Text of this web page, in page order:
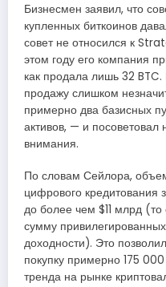
Бизнесмен заявил, что
купленных биткоинов
совет не относился к
этом году его компания
как продала лишь 32
продажу слишком
примерно два базисных
активов, — и посоветовал
внимания.
По словам Сейлора,
цифрового кредитования
до более чем $11 млрд
сумму
доходности). Это
покупку примерно 175
тренда на рынке